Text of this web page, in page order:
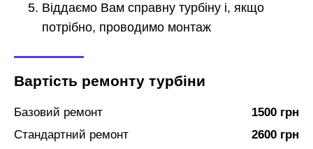
Віддаємо Вам справну турбіну і, якщо
потрібно, проводимо монтаж
Вартість ремонту турбіни
Базовий ремонт
1500 грн
Стандартний ремонт
2600 грн